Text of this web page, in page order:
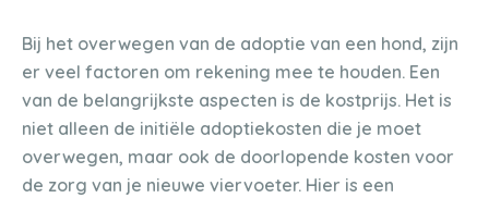
Bij het overwegen van de adoptie van een hond, zijn
er veel factoren om rekening mee te houden. Een
van de belangrijkste aspecten is de kostprijs. Het is
niet alleen de initiële adoptiekosten die je moet
overwegen, maar ook de doorlopende kosten voor
de zorg van je nieuwe viervoeter. Hier is een